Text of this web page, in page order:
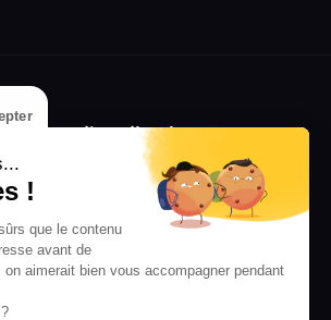
!
que le contenu
avant de
on aimerait bien vous accompagner pendant
avec l'application
RIFFX !
l'App Store et Google Play